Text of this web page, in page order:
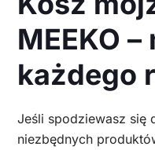
MEEKO –
każdego
Jeśli spodziewasz się
niezbędnych